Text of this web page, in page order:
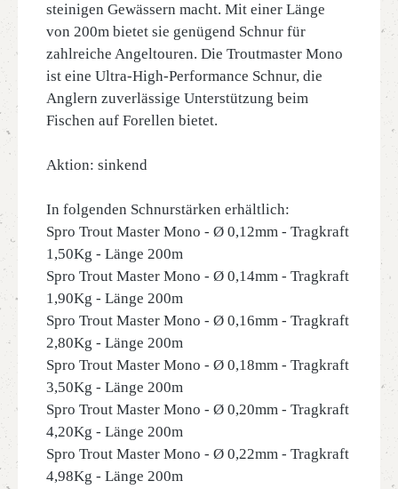
steinigen Gewässern macht. Mit einer Länge
von 200m bietet sie genügend Schnur für
zahlreiche Angeltouren. Die Troutmaster Mono
ist eine Ultra-High-Performance Schnur, die
Anglern zuverlässige Unterstützung beim
Fischen auf Forellen bietet.
Aktion: sinkend
In folgenden Schnurstärken erhältlich:
Spro Trout Master Mono - Ø 0,12mm - Tragkraft
1,50Kg - Länge 200m
Spro Trout Master Mono - Ø 0,14mm - Tragkraft
1,90Kg - Länge 200m
Spro Trout Master Mono - Ø 0,16mm - Tragkraft
2,80Kg - Länge 200m
Spro Trout Master Mono - Ø 0,18mm - Tragkraft
3,50Kg - Länge 200m
Spro Trout Master Mono - Ø 0,20mm - Tragkraft
4,20Kg - Länge 200m
Spro Trout Master Mono - Ø 0,22mm - Tragkraft
4,98Kg - Länge 200m